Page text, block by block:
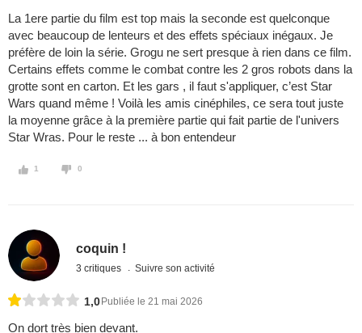
La 1ere partie du film est top mais la seconde est quelconque
avec beaucoup de lenteurs et des effets spéciaux inégaux. Je
préfère de loin la série. Grogu ne sert presque à rien dans ce film.
Certains effets comme le combat contre les 2 gros robots dans la
grotte sont en carton. Et les gars , il faut s'appliquer, c’est Star
Wars quand même ! Voilà les amis cinéphiles, ce sera tout juste
la moyenne grâce à la première partie qui fait partie de l'univers
Star Wras. Pour le reste ... à bon entendeur
1 0
coquin !
3 critiques Suivre son activité
1,0 Publiée le 21 mai 2026
On dort très bien devant.